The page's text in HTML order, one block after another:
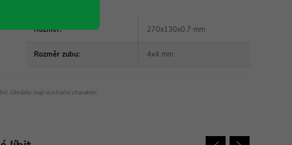
Rozměr: 270x130x0,7 mm
Rozměr zubu: 4x4 mm
Obrázky mají ilustrační charakter.